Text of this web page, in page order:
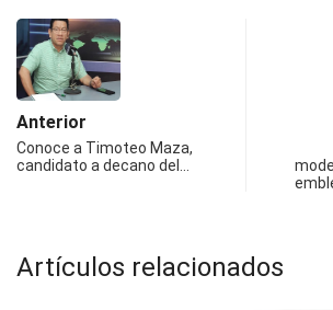
Anterior
Conoce a Timoteo Maza,
candidato a decano del…
Artículos relacionados